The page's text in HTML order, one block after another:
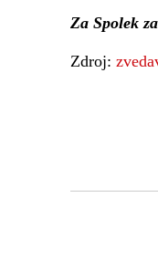
Za Spolek
Zdroj: